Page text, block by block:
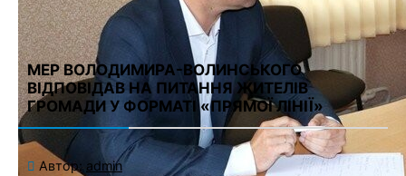
МЕР ВОЛОДИМИРА-ВОЛИНСЬКОГО
ВІДПОВІДАВ НА ПИТАННЯ ЖИТЕЛІВ
ГРОМАДИ У ФОРМАТІ «ПРЯМОЇ ЛІНІЇ»
Автор: admin